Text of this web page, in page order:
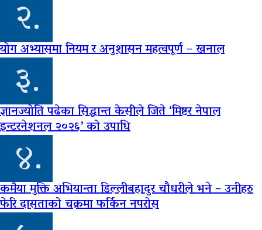
२.
योग अभ्यासमा नियम र अनुशासन महत्वपूर्ण – खनाल
३.
ज्ञानज्योति पढेका सिद्धान्त केसीले जिते ‘मिष्टर नेपाल
इन्टरनेशनल २०२६’ को उपाधि
४.
कमैया मुक्ति अभियान्ता डिल्लीबहादुर चौधरीले भने – उनीहरु
फेरि दासताको चक्रमा फर्किन नपरोस